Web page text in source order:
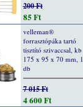
200 Ft
85 Ft
velleman®
forrasztópáka tartó
tisztító szivaccsal, kb
175 x 95 x 70 mm, 1
db
7 015 Ft
4 600 Ft